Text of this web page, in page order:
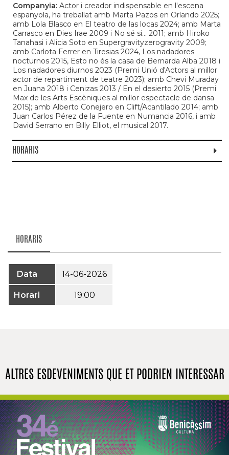
Companyia: Actor i creador indispensable en l'escena
espanyola, ha treballat amb Marta Pazos en Orlando 2025;
amb Lola Blasco en El teatro de las locas 2024; amb Marta
Carrasco en Dies Irae 2009 i No sé si… 2011; amb Hiroko
Tanahasi i Alicia Soto en Supergravityzerogravity 2009;
amb Carlota Ferrer en Tiresias 2024, Los nadadores
nocturnos 2015, Esto no és la casa de Bernarda Alba 2018 i
Los nadadores diurnos 2023 (Premi Unió d'Actors al millor
actor de repartiment de teatre 2023); amb Chevi Muraday
en Juana 2018 i Cenizas 2013 / En el desierto 2015 (Premi
Max de les Arts Escèniques al millor espectacle de dansa
2015); amb Alberto Conejero en Clift/Acantilado 2014; amb
Juan Carlos Pérez de la Fuente en Numancia 2016, i amb
David Serrano en Billy Elliot, el musical 2017.
HORARIS
HORARIS
Data 14-06-2026
Horari 19:00
ALTRES ESDEVENIMENTS QUE ET PODRIEN INTERESSAR